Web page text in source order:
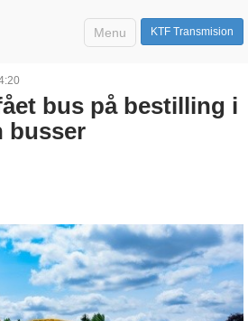
KTF Transmision
Menu
bus på bestilling i
busser